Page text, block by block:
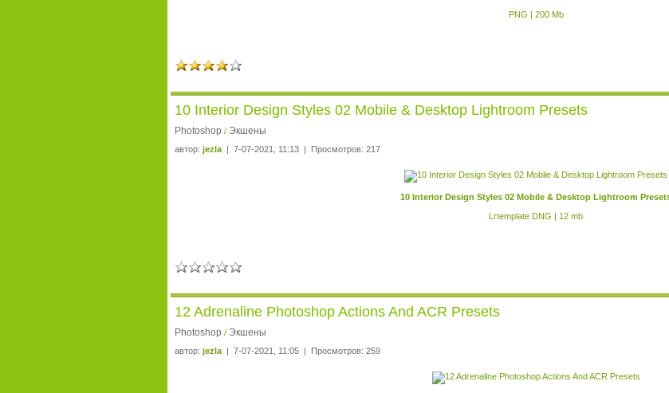
PNG | 200 Mb
10 Interior Design Styles 02 Mobile & Desktop Lightroom Presets
Photoshop / Экшены
автор: jezla | 7-07-2021, 11:13 | Просмотров: 217
10 Interior Design Styles 02 Mobile & Desktop Lightroom
Lrtemplate DNG | 12 mb
12 Adrenaline Photoshop Actions And ACR Presets
Photoshop / Экшены
автор: jezla | 7-07-2021, 11:05 | Просмотров: 259